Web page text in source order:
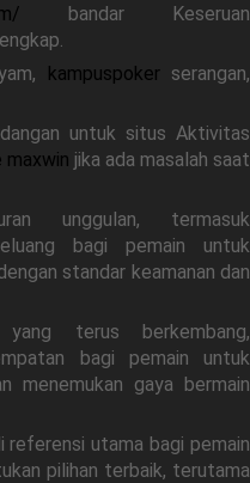
bandar Keseruan
kampuspokerserangan,
untuk situs Aktivitas
maxwin jika ada masalah saat
unggulan, termasuk
bagi pemain untuk
standar keamanan dan
terus berkembang,
bagi pemain untuk
menemukan gaya bermain
referensi utama bagi pemain
pilihan terbaik, terutama